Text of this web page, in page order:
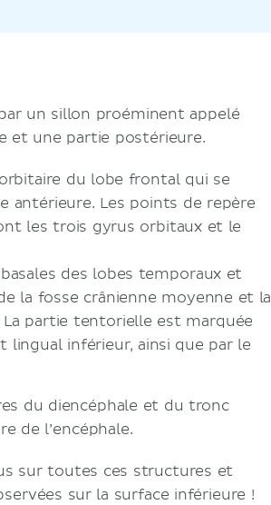
un sillon proéminent appelé
et une partie postérieure.
du lobe frontal qui se
antérieure. Les points de repère
les trois gyrus orbitaux et le
des lobes temporaux et
la fosse crânienne moyenne et la
partie tentorielle est marquée
inférieur, ainsi que par le
du diencéphale et du tronc
de l’encéphale.
sur toutes ces structures et
sur la surface inférieure !